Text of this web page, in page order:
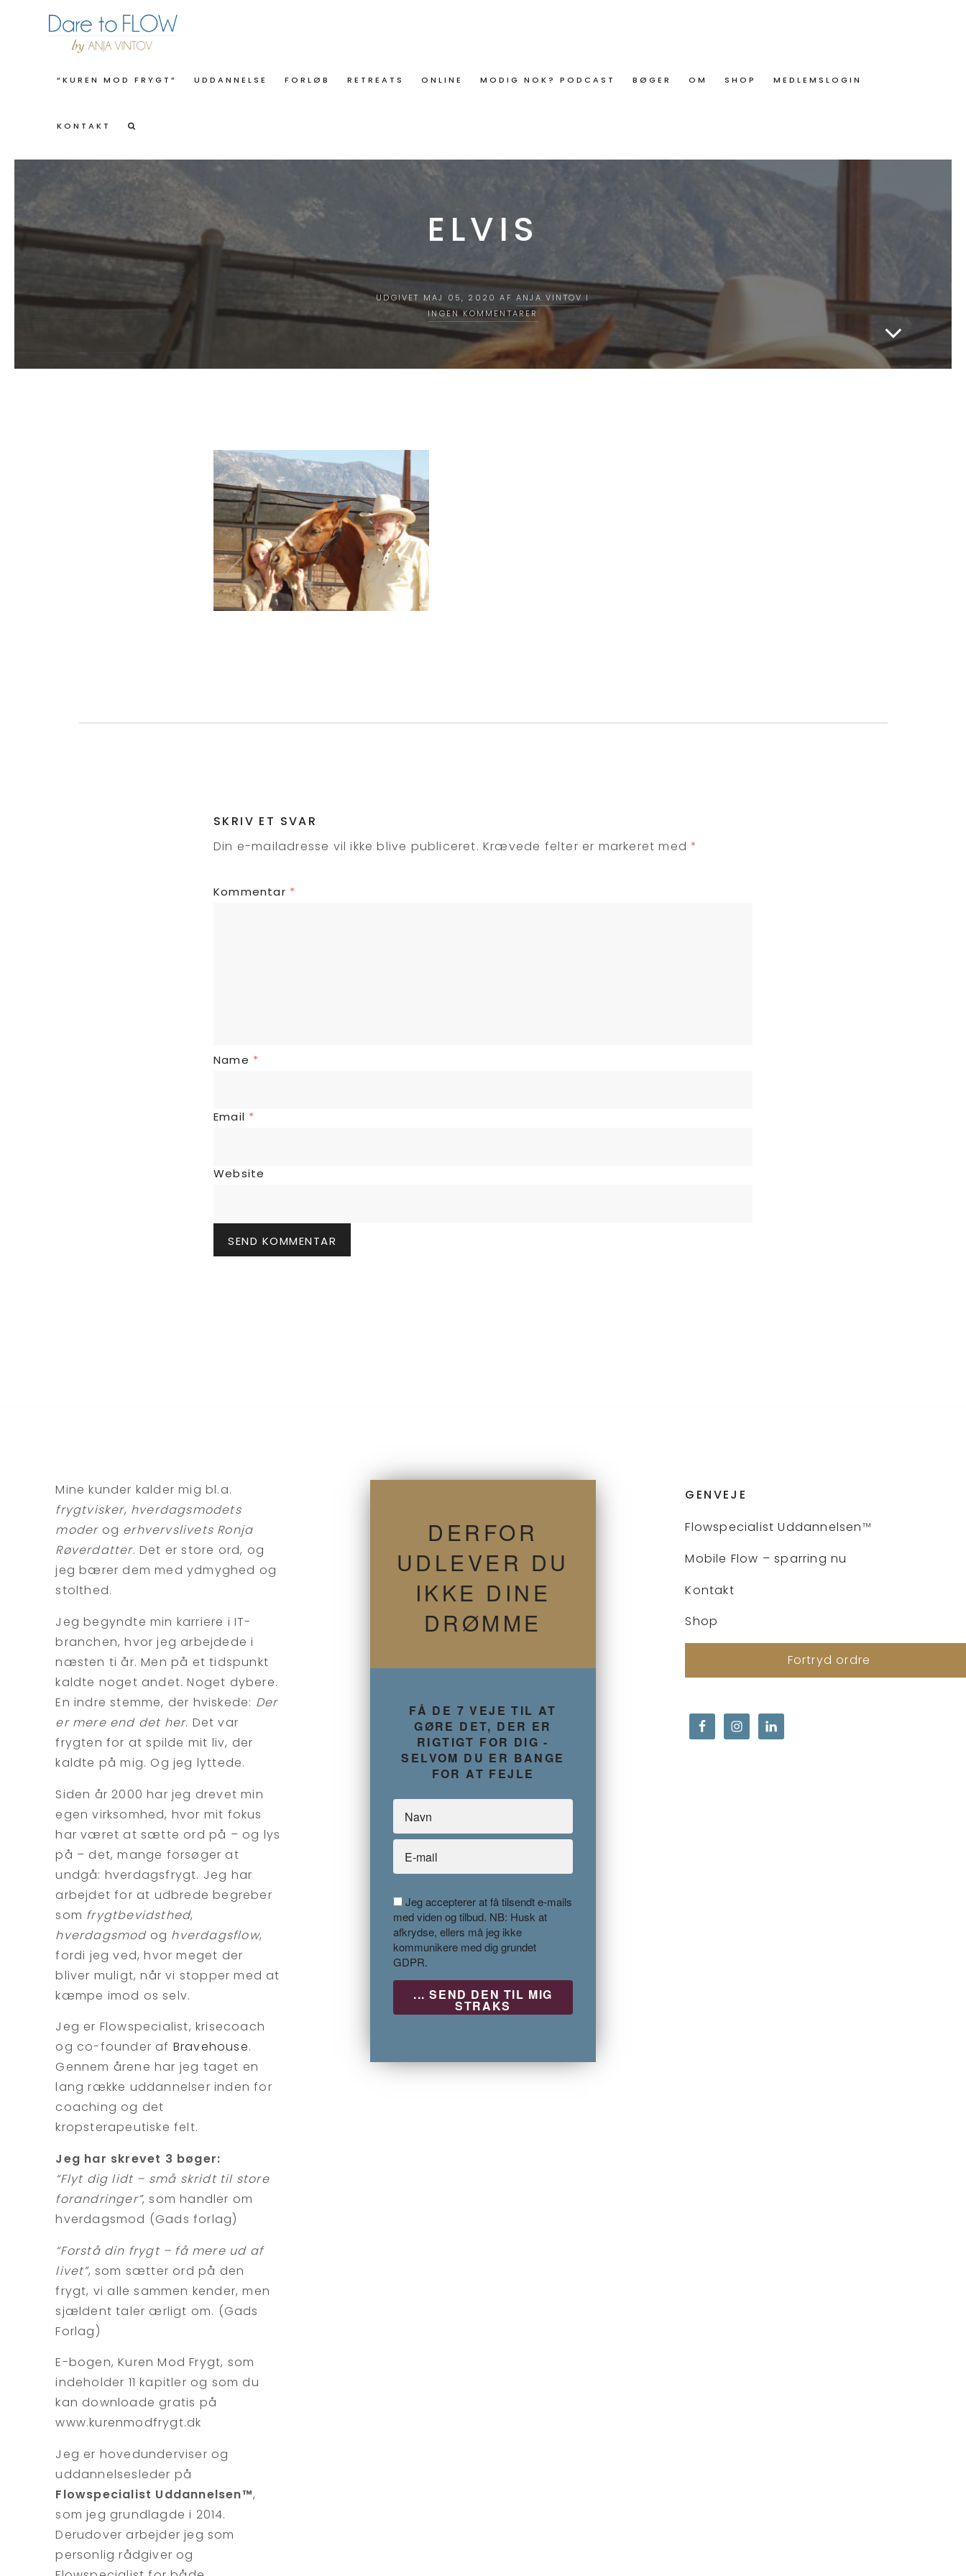
“KUREN MOD FRYGT” UDDANNELSE FORLØB RETREATS ONLINE MODIG NOK? PODCAST BØGER OM SHOP MEDLEMSLOGIN
KONTAKT
ELVIS
UDGIVET MAJ 05, 2020 AFANJA VINTOVI
INGEN KOMMENTARER
SKRIV ET SVAR
Din e-mailadresse vil ikke blive publiceret. Krævede felter er markeret med*
Kommentar *
Name *
Email *
Website
Mine kunder kalder mig bl.a.
frygtvisker, hverdagsmodets
moderog erhvervslivets Ronja
Røverdatter. Det er store ord, og
jeg bærer dem med ydmyghed og
stolthed.
Jeg begyndte min karriere i IT-
branchen, hvor jeg arbejdede i
næsten ti år. Men på et tidspunkt
kaldte noget andet. Noget dybere.
En indre stemme, der hviskede: Der
er mere end det her. Det var
frygten for at spilde mit liv, der
kaldte på mig. Og jeg lyttede.
Siden år 2000 har jeg drevet min
egen virksomhed, hvor mit fokus
har været at sætte ord på – og lys
på – det, mange forsøger at
undgå: hverdagsfrygt. Jeg har
arbejdet for at udbrede begreber
som frygtbevidsthed,
hverdagsmodog hverdagsflow,
fordi jeg ved, hvor meget der
bliver muligt, når vi stopper med at
kæmpe imod os selv.
Jeg er Flowspecialist, krisecoach
og co-founder af Bravehouse.
Gennem årene har jeg taget en
lang række uddannelser inden for
coaching og det
kropsterapeutiske felt.
Jeg har skrevet 3 bøger:
“Flyt dig lidt – små skridt til store
forandringer”, som handler om
hverdagsmod (Gads forlag)
“Forstå din frygt – få mere ud af
livet”, som sætter ord på den
frygt, vi alle sammen kender, men
sjældent taler ærligt om. (Gads
Forlag)
E-bogen, Kuren Mod Frygt, som
indeholder 11 kapitler og som du
kan downloade gratis på
www.kurenmodfrygt.dk
Jeg er hovedunderviser og
uddannelsesleder på
Flowspecialist Uddannelsen™,
som jeg grundlagde i 2014.
Derudover arbejder jeg som
personlig rådgiver og
DERFOR
UDLEVER DU
IKKE DINE
DRØMME
FÅ DE 7 VEJE TIL AT
GØRE DET, DER ER
RIGTIGT FOR DIG -
SELVOM DU ER BANGE
FOR AT FEJLE
Jeg accepterer at få tilsendt e-mails
med viden og tilbud. NB: Husk at
afkrydse, ellers må jeg ikke
kommunikere med dig grundet
GDPR.
GENVEJE
Flowspecialist Uddannelsen™
Mobile Flow – sparring nu
Kontakt
Shop
Fortryd ordre